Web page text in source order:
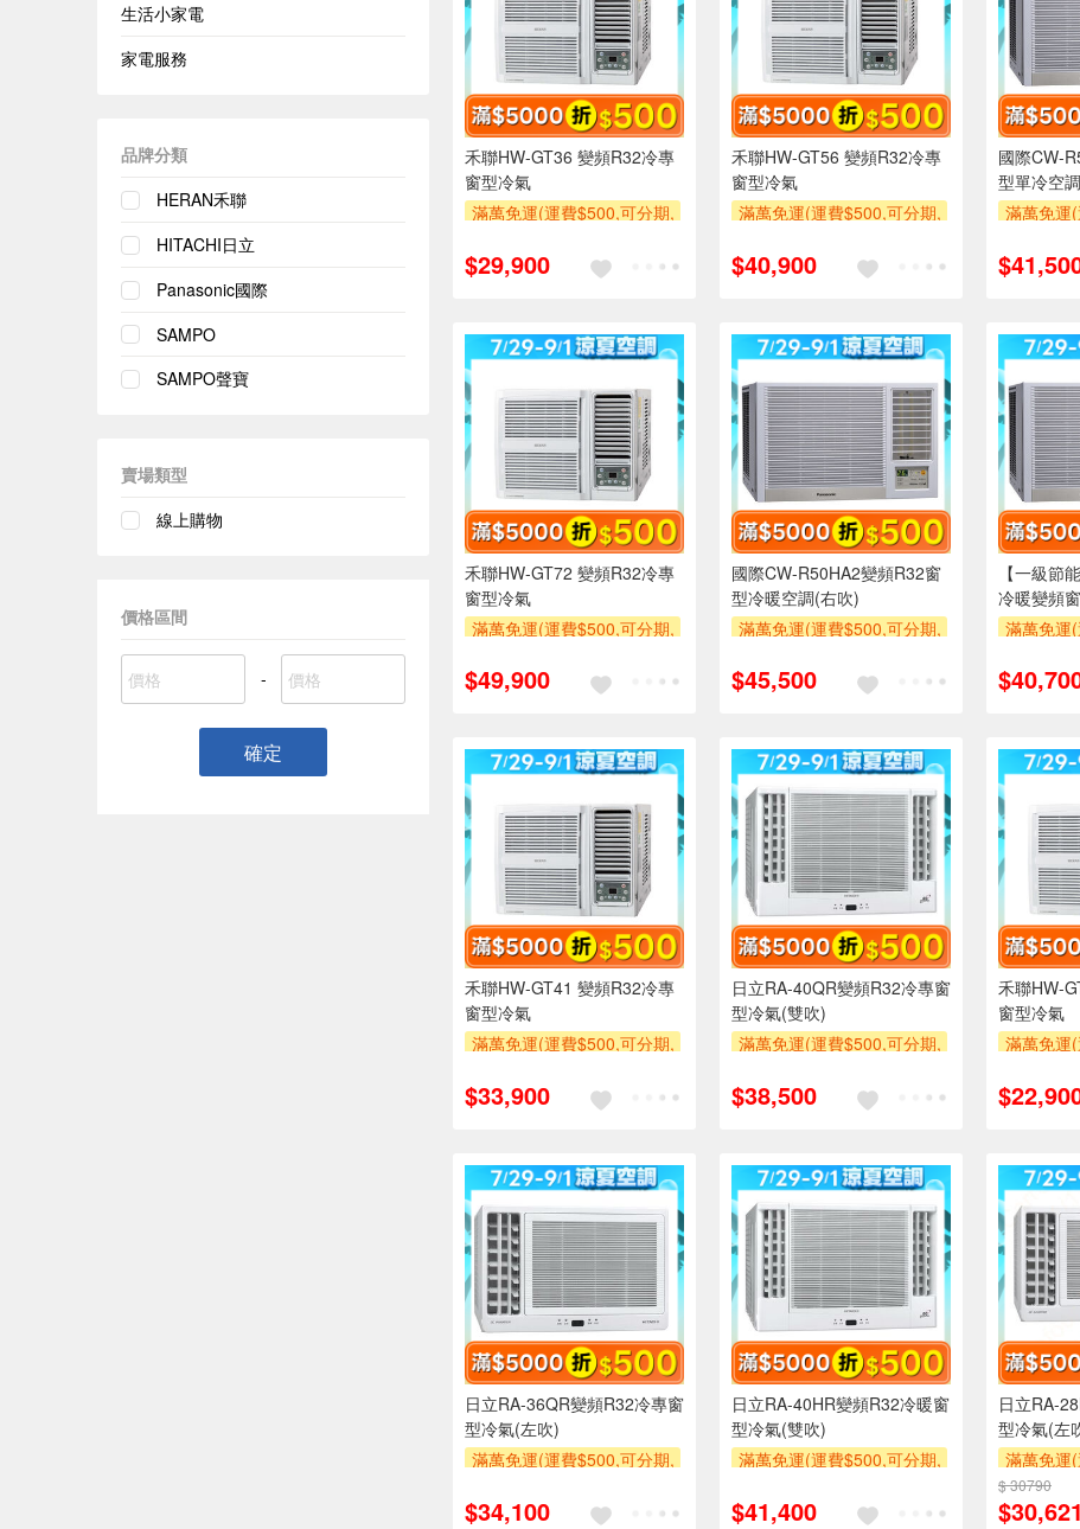
生活小家電
家電服務
品牌分類
HERAN禾聯
HITACHI日立
Panasonic國際
SAMPO
SAMPO聲寶
賣場類型
線上購物
價格區間
-
確定
禾聯HW-GT36 變頻R32冷專
窗型冷氣
滿萬免運(運費$500,可分期,
萬元及使用6期以上分期0利
$29,900
禾聯HW-GT56 變頻R32冷專
窗型冷氣
滿萬免運(運費$500,可分期,
萬元及使用6期以上分期0利
$40,900
國際CW-
型單冷空
滿萬免運
萬元及使
禾聯HW-GT72 變頻R32冷專
窗型冷氣
滿萬免運(運費$500,可分期,
萬元及使用6期以上分期0利
$49,900
國際CW-R50HA2變頻R32窗
型冷暖空調(右吹)
滿萬免運(運費$500,可分期,
萬元及使用6期以上分期0利
$45,500
【一級節
冷暖變頻
R40HA2)
滿萬免運
萬元及使
禾聯HW-GT41 變頻R32冷專
窗型冷氣
滿萬免運(運費$500,可分期,
萬元及使用6期以上分期0利
$33,900
日立RA-40QR變頻R32冷專窗
型冷氣(雙吹)
滿萬免運(運費$500,可分期,
萬元及使用6期以上分期0利
$38,500
禾聯HW-
窗型冷氣
滿萬免運
萬元及使
日立RA-36QR變頻R32冷專窗
型冷氣(左吹)
滿萬免運(運費$500,可分期,
萬元及使用6期以上分期0利
$34,100
日立RA-40HR變頻R32冷暖窗
型冷氣(雙吹)
滿萬免運(運費$500,可分期,
萬元及使用6期以上分期0利
$41,400
日立RA-
型冷氣(左
滿萬免運
安裝跨區
萬元及使
$ 30790
$30,621